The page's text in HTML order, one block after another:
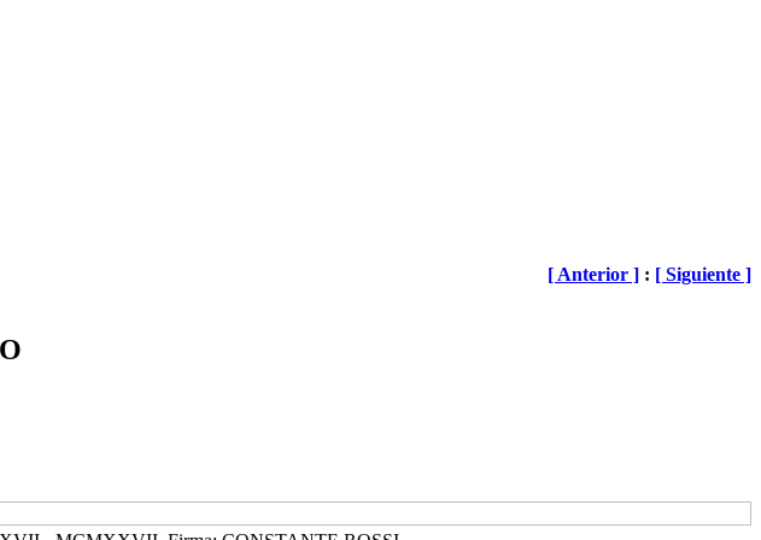
[ Anterior ] : [ Siguiente ]